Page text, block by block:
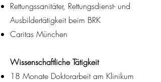
Rettungssanitäter, Rettungsdienst- und
Ausbildertätigkeit beim BRK
Caritas München
Wissenschaftliche Tätigkeit
18 Monate Doktorarbeit am Klinikum